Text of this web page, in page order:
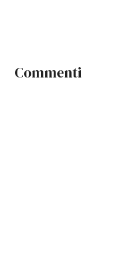
Commenti